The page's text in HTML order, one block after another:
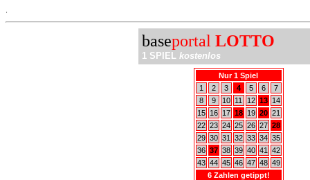
baseportal LOTTO
1 SPIEL kostenlos
Nur 1 Spiel
1
2 3 4 5 6
7
8
9 10 11 12 13
14
15
16 17 18 19 20 21
22 23 24 25 26 27 28
29 30 31 32 33 34 35
36 37 38 39 40 41
42
43 44 45 46 47 48 49
6 Zahlen getippt!